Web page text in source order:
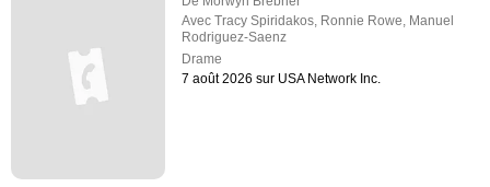
AvecTracy Spiridakos, Ronnie Rowe, Manuel
Rodriguez-Saenz
Drame
7 août 2026 sur USA Network Inc.